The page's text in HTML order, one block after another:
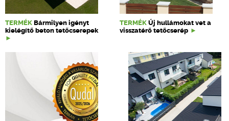
TERMÉK Bármilyen igényt
kielégítő beton tetőcserepek
TERMÉK Új hullámokat vet a
visszatérő tetőcserép